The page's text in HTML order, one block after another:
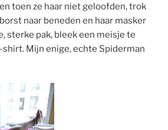
en toen ze haar niet geloofden, trok
naar beneden en haar masker
sterke pak, bleek een meisje te
shirt. Mijn enige, echte Spiderman